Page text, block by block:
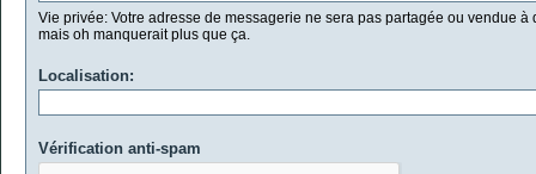
Vie privée: Votre adresse de messagerie ne sera pas partagée ou vendue à
mais oh manquerait plus que ça.
Localisation:
Vérification anti-spam